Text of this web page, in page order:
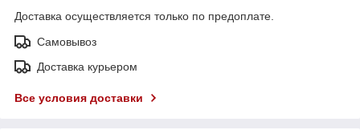
Доставка осуществляется только по предоплате.
Самовывоз
Доставка курьером
Все условия доставки